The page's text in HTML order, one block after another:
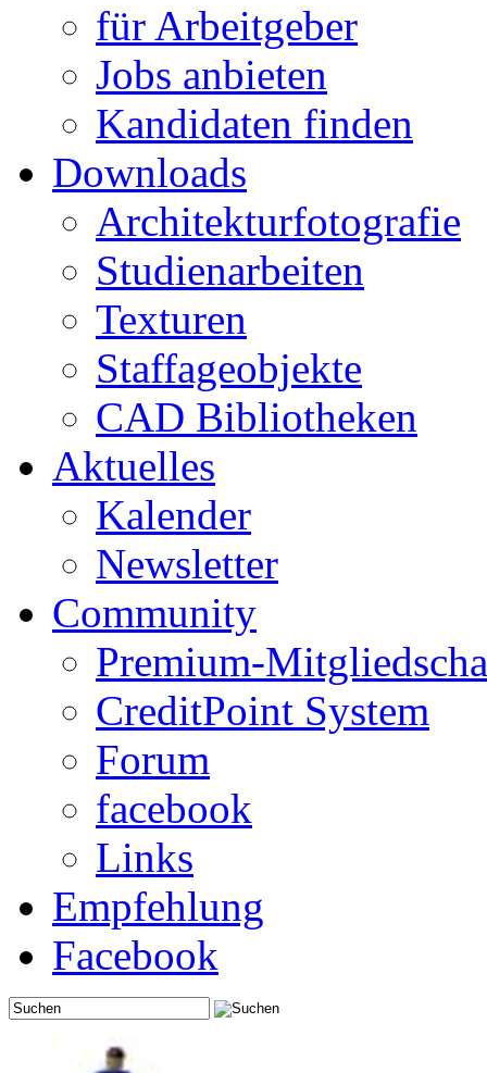
für Arbeitgeber
Jobs anbieten
Kandidaten finden
Downloads
Architekturfotografie
Studienarbeiten
Texturen
Staffageobjekte
CAD Bibliotheken
Aktuelles
Kalender
Newsletter
Community
Premium-
CreditPoint System
Forum
facebook
Links
Empfehlung
Facebook